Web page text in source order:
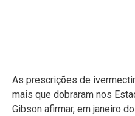
As prescrições de
mais que dobraram nos
Gibson afirmar, em janeiro